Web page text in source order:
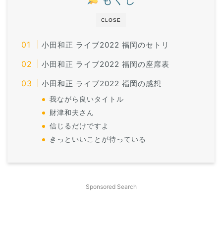
CLOSE
小田和正 ライブ2022 福岡のセトリ
小田和正 ライブ2022 福岡の座席表
小田和正 ライブ2022 福岡の感想
我ながら良いタイトル
財津和夫さん
信じるだけですよ
きっといいことが待っている
Sponsored Search